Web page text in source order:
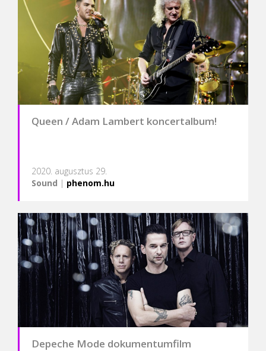
Queen / Adam Lambert koncertalbum!
2020. augusztus 29.
Sound | phenom.hu
Depeche Mode dokumentumfilm